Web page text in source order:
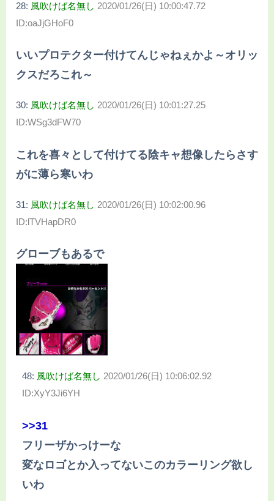
28: 風吹けば名無し 2020/01/26(日) 10:00:47.72
ID:oaJjGHoF0
いいプロテクター付けてんじゃねぇかよ～オリッ
クスだろこれ～
30: 風吹けば名無し 2020/01/26(日) 10:01:27.25
ID:WSg3dFW70
これを喜々として付けてる陰キャ想像したらさす
がに薄ら寒いわ
31: 風吹けば名無し 2020/01/26(日) 10:02:00.96
ID:lTVHapDR0
グローブもあるで
48: 風吹けば名無し 2020/01/26(日) 10:06:02.92
ID:XyY3Ji6YH
>>31
フリーザかっけーな
変なロゴとか入ってないこのカラーリング欲し
いわ